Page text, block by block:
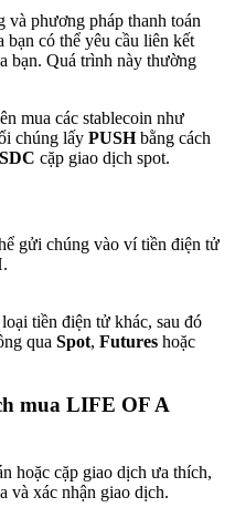
thưởng tiền mặt
và phương pháp thanh toán
bạn có thể yêu cầu liên kết
bạn. Quá trình này thường
mua các stablecoin như
chúng lấy PUSHbằng cách
cặp giao dịch spot.
gửi chúng vào ví tiền điện tử
tiền điện tử khác, sau đó
qua Spot, Futures hoặc
mua LIFE OF A
hoặc cặp giao dịch ưa thích,
và xác nhận giao dịch.